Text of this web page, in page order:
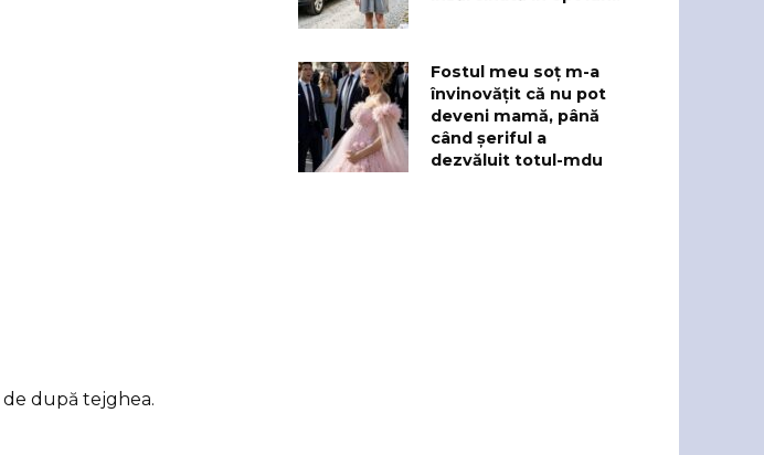
după tejghea.
Fostul meu soț m-a
învinovățit că nu pot
deveni mamă, până
când șeriful a
dezvăluit totul-mdu